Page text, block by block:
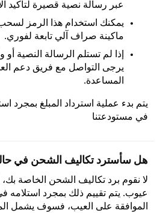
عبر رسالة نصية قصيرة لتأكيد
يمكنك استخدام هذا الرمز
ماكينة صراف آلي تابعة لفوري.
إذا لم تستلم الرسالة النصية
يرجى التواصل مع فريق دعم
المساعدة.
يتم بدء عملية استرداد المبلغ بمجرد
في مستودعتنا
هل سأسترد تكاليف الشحن في
لا نقوم برد تكاليف الشحن الخاصة بك،
عيوب. يتم تقييم ذلك بمجرد استلامه
الموافقة على العيب، فسوف يشمل